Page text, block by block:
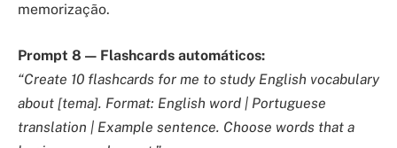
memorização.
Prompt 8 — Flashcards automáticos:
“Create 10 flashcards for me to study English vocabulary
about [tema]. Format: English word | Portuguese
translation | Example sentence. Choose words that a